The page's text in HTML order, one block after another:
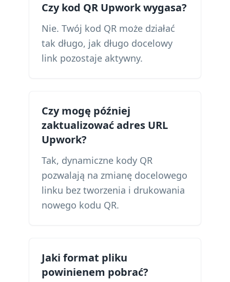
Czy kod QR Upwork wygasa?
Nie. Twój kod QR może działać
tak długo, jak długo docelowy
link pozostaje aktywny.
Czy mogę później
zaktualizować adres URL
Upwork?
Tak, dynamiczne kody QR
pozwalają na zmianę docelowego
linku bez tworzenia i drukowania
nowego kodu QR.
Jaki format pliku
powinienem pobrać?